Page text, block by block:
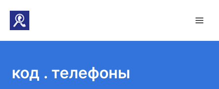
код . телефоны